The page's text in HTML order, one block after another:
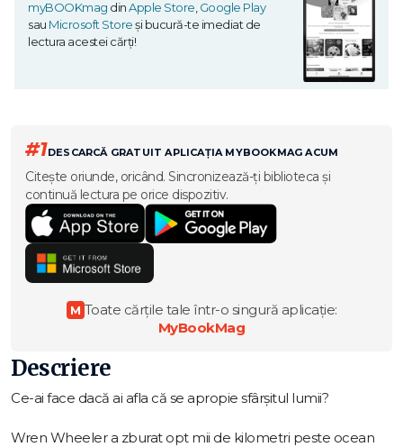
myBOOKmag dinApple Store,Google Play
sau Microsoft Storeși bucură-te imediat de
lectura acestei cărți!
#1DESCARCĂ GRATUIT APLICAȚIA MYBOOKMAG ACUM
Citește oriunde, oricând. Sincronizează-ți biblioteca și
continuă lectura pe orice dispozitiv.
M Toate cărțile tale într-o singură aplicație:
MyBookMag
Descriere
Ce-ai face dacă ai afla că se apropie sfârșitul lumii?
Wren Wheeler a zburat opt mii de kilometri peste ocean